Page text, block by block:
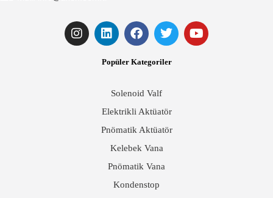
Popüler Kategoriler
Solenoid Valf
Elektrikli Aktüatör
Pnömatik Aktüatör
Kelebek Vana
Pnömatik Vana
Kondenstop